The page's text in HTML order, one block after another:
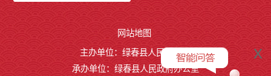
x
网站地图
主办单位：绿春县人民政府
承办单位：绿春县人民政府办公室